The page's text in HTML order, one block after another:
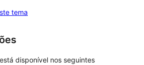
tema
disponível nos seguintes